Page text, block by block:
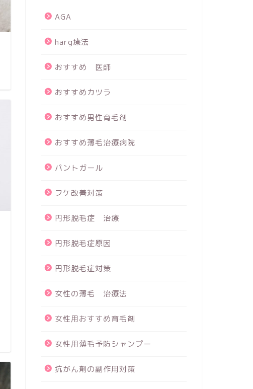
AGA
harg療法
おすすめ 医師
おすすめカツラ
おすすめ男性育毛剤
おすすめ薄毛治療病院
パントガール
フケ改善対策
円形脱毛症 治療
円形脱毛症原因
円形脱毛症対策
女性の薄毛 治療法
女性用おすすめ育毛剤
女性用薄毛予防シャンプー
抗がん剤の副作用対策